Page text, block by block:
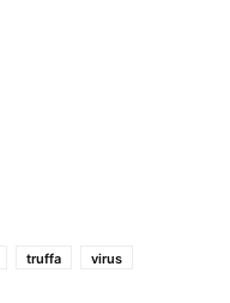
truffa
virus